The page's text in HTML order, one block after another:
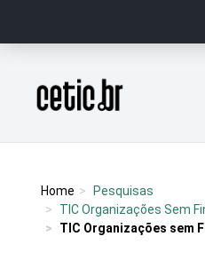
Página inicial
Home
Pesquisas
TIC Organizações Sem
TIC Organizações sem